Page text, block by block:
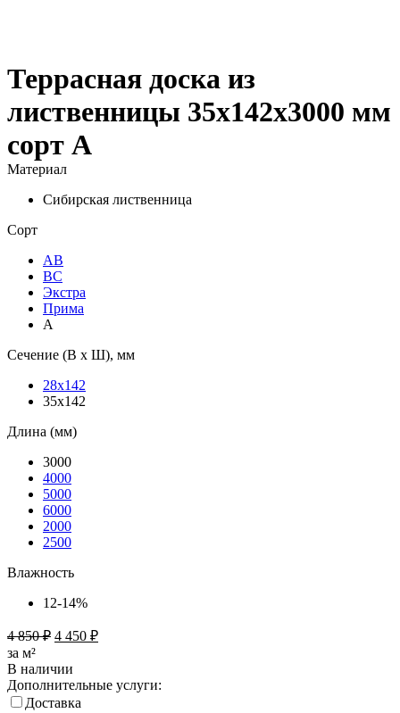
Террасная доска из
лиственницы 35х142х3000 мм
сорт А
Материал
Сибирская лиственница
Сорт
АВ
ВС
Экстра
Прима
А
Сечение (В х Ш), мм
28х142
35х142
Длина (мм)
3000
4000
5000
6000
2000
2500
Влажность
12-14%
4 850₽ 4 450 ₽
за м²
В наличии
Дополнительные услуги:
Доставка